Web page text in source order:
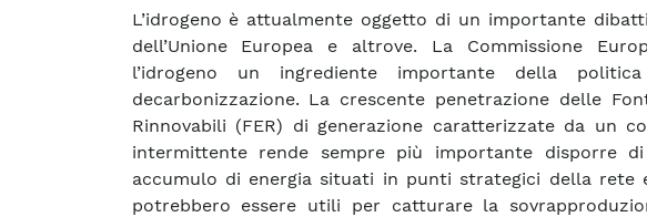
L’idrogeno è attualmente oggetto di un importante
dell’Unione Europea e altrove. La Commissione
l’idrogeno un ingrediente importante della
decarbonizzazione. La crescente penetrazione delle
Rinnovabili (FER) di generazione caratterizzate da un
intermittente rende sempre più importante disporre
accumulo di energia situati in punti strategici della rete
potrebbero essere utili per catturare la